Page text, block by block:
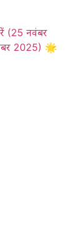
(25 नवंबर
2025) 🌟